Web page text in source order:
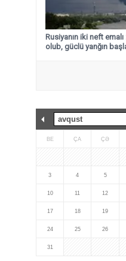
Rusiyanın iki neft
olub, güclü yanğın
BE ÇA ÇƏ
3 4 5
10 11 12
17 18 19
24 25 26
31